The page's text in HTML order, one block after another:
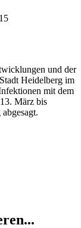
und der
Heidelberg im
mit dem
März bis